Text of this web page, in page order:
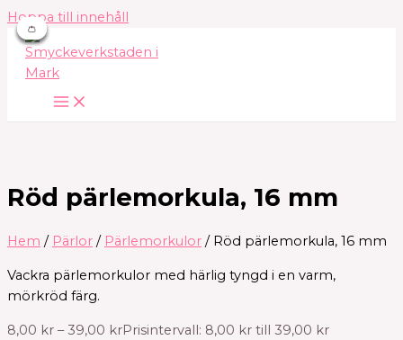
Hoppa till innehåll
👛
Röd pärlemorkula, 16 mm
Hem / Pärlor / Pärlemorkulor / Röd pärlemorkula, 16 mm
Vackra pärlemorkulor med härlig tyngd i en varm,
mörkröd färg.
8,00 kr – 39,00 krPrisintervall: 8,00 kr till 39,00 kr
👛
👛
👛
👛